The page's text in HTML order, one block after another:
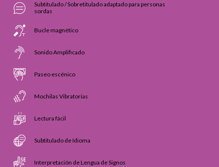
Subtitulado / Sobretitulado adaptado para personas
sordas
Bucle magnético
Sonido Amplificado
Paseo escénico
Mochilas Vibratorias
Lectura fácil
Subtitulado de Idioma
Interpretación de Lengua de Signos